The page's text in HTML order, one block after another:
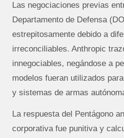
Las negociaciones previas
Departamento de Defensa
estrepitosamente debido a
irreconciliables. Anthropic
innegociables, negándose a
modelos fueran utilizados
y sistemas de armas
La respuesta del Pentágono
corporativa fue punitiva y